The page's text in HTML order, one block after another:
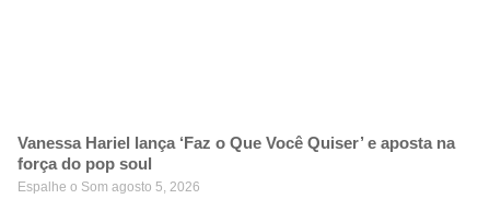
Vanessa Hariel lança ‘Faz o Que Você Quiser’ e aposta na
força do pop soul
Espalhe o Som agosto 5, 2026